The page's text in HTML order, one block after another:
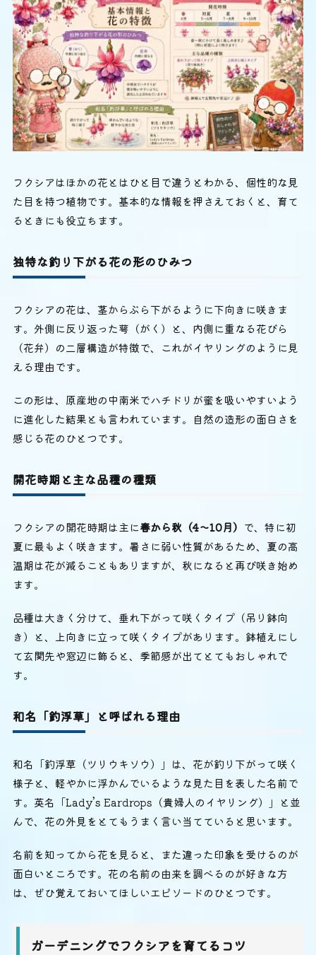
フクシアはほかの花とはひと目で違うとわかる、個性的な見
た目を持つ植物です。基本的な情報を押さえておくと、育て
るときにも役立ちます。
独特な釣り下がる花の形のひみつ
フクシアの花は、茎からぶら下がるように下向きに咲きま
す。外側に反り返った萼（がく）と、内側に重なる花びら
（花弁）の二層構造が特徴で、これがイヤリングのように見
える理由です。
この形は、原産地の中南米でハチドリが蜜を吸いやすいよう
に進化した結果とも言われています。自然の造形の面白さを
感じる花のひとつです。
開花時期と主な品種の種類
フクシアの開花時期は主に春から秋（4〜10月） で、特に初
夏に最もよく咲きます。暑さに弱い性質があるため、夏の高
温期は花が減ることもありますが、秋になると再び咲き始め
ます。
品種は大きく分けて、垂れ下がって咲くタイプ（吊り鉢向
き）と、上向きに立って咲くタイプがあります。鉢植えにし
て玄関先や窓辺に飾ると、季節感が出てとてもおしゃれで
す。
和名「釣浮草」と呼ばれる理由
和名「釣浮草（ツリウキソウ）」は、花が釣り下がって咲く
様子と、軽やかに浮かんでいるような見た目を表した名前で
す。英名「Lady’s Eardrops（貴婦人のイヤリング）」と並
んで、花の外見をとてもうまく言い当てていると思います。
名前を知ってから花を見ると、また違った印象を受けるのが
面白いところです。花の名前の由来を調べるのが好きな方
は、ぜひ覚えておいてほしいエピソードのひとつです。
ガーデニングでフクシアを育てるコツ